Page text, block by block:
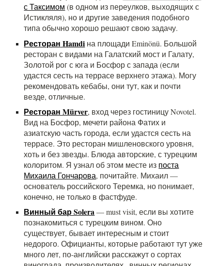
с Таксимом (в одном из переулков, выходящих с
Истикляля), но и другие заведения подобного
типа обычно хорошо решают свою задачу.
Ресторан Hamdi на площади Eminönü. Большой
ресторан с видами на Галатский мост и Галату,
Золотой рог с юга и Босфор с запада (если
удастся сесть на террасе верхнего этажа). Могу
рекомендовать кебабы, они тут, как и почти
везде, отличные.
Ресторан Mürver, вход через гостиницу Novotel.
Вид на Босфор, мечети района Фатих и
азиатскую часть города, если удастся сесть на
террасе. Это ресторан мишленовского уровня,
хоть и без звезды. Блюда авторские, с турецким
колоритом. Я узнал об этом месте из поста
Михаила Гончарова, почитайте. Михаил —
основатель российского Теремка, но понимает,
конечно, не только в фастфуде.
Винный бар Solera— must visit, если вы хотите
познакомиться с турецким вином. Оно
существует, бывает интересным и стоит
недорого. Официанты, которые работают тут уже
много лет, по-английски расскажут о сортах